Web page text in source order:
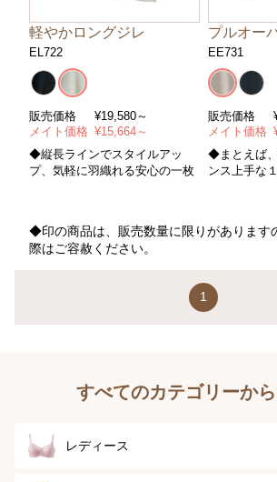
軽やかロングジレ
EL722
販売価格 ¥19,580～
メイト価格 ¥15,664～
◆縦長ラインでスタイルアッ
プ、気軽に羽織れる安心の一枚
プルオー
EE731
販売価格
メイト価格
◆まとえば
ンス上手な１
◆印の商品は、販売数量に限りがあります
際はご容赦ください。
1
すべてのカテゴリーか
レディース